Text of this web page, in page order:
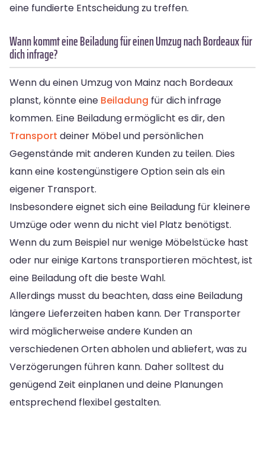
eine fundierte Entscheidung zu treffen.
Wann kommt eine Beiladung für einen Umzug nach Bordeaux für
dich infrage?
Wenn du einen Umzug von Mainz nach Bordeaux
planst, könnte eine Beiladung für dich infrage
kommen. Eine Beiladung ermöglicht es dir, den
Transport deiner Möbel und persönlichen
Gegenstände mit anderen Kunden zu teilen. Dies
kann eine kostengünstigere Option sein als ein
eigener Transport.
Insbesondere eignet sich eine Beiladung für kleinere
Umzüge oder wenn du nicht viel Platz benötigst.
Wenn du zum Beispiel nur wenige Möbelstücke hast
oder nur einige Kartons transportieren möchtest, ist
eine Beiladung oft die beste Wahl.
Allerdings musst du beachten, dass eine Beiladung
längere Lieferzeiten haben kann. Der Transporter
wird möglicherweise andere Kunden an
verschiedenen Orten abholen und abliefert, was zu
Verzögerungen führen kann. Daher solltest du
genügend Zeit einplanen und deine Planungen
entsprechend flexibel gestalten.